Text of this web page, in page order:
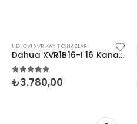
HD-CVI XVR KAYIT CIHAZLARI
Dahua XVR1B16-I 16 Kanal AI 1U H.265+ XVR 1x16TB
5.005 üzerinden
₺3.780,00